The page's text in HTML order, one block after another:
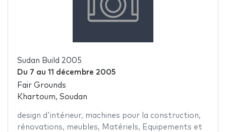
Sudan Build 2005
Du 7 au 11 décembre 2005
Fair Grounds
Khartoum, Soudan
design d'intérieur, machines pour la construction,
rénovations, meubles, Matériels, Equipements et